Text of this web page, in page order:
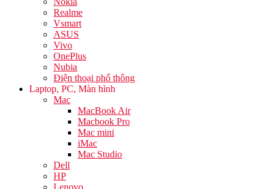
Realme
Vsmart
ASUS
Vivo
OnePlus
Nubia
Điện thoại phổ thông
Laptop, PC, Màn hình
Mac
MacBook Air
Macbook Pro
Mac mini
iMac
Mac Studio
Dell
HP
Lenovo